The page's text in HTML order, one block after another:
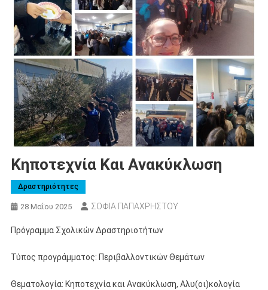
Κηποτεχνία Και Ανακύκλωση
Δραστηριότητες
28 Μαΐου 2025 ΣΟΦΙΑ ΠΑΠΑΧΡΗΣΤΟΥ
Πρόγραμμα Σχολικών Δραστηριοτήτων
Τύπος προγράμματος: Περιβαλλοντικών Θεμάτων
Θεματολογία: Κηποτεχνία και Ανακύκλωση, Αλυ(οι)κολογία